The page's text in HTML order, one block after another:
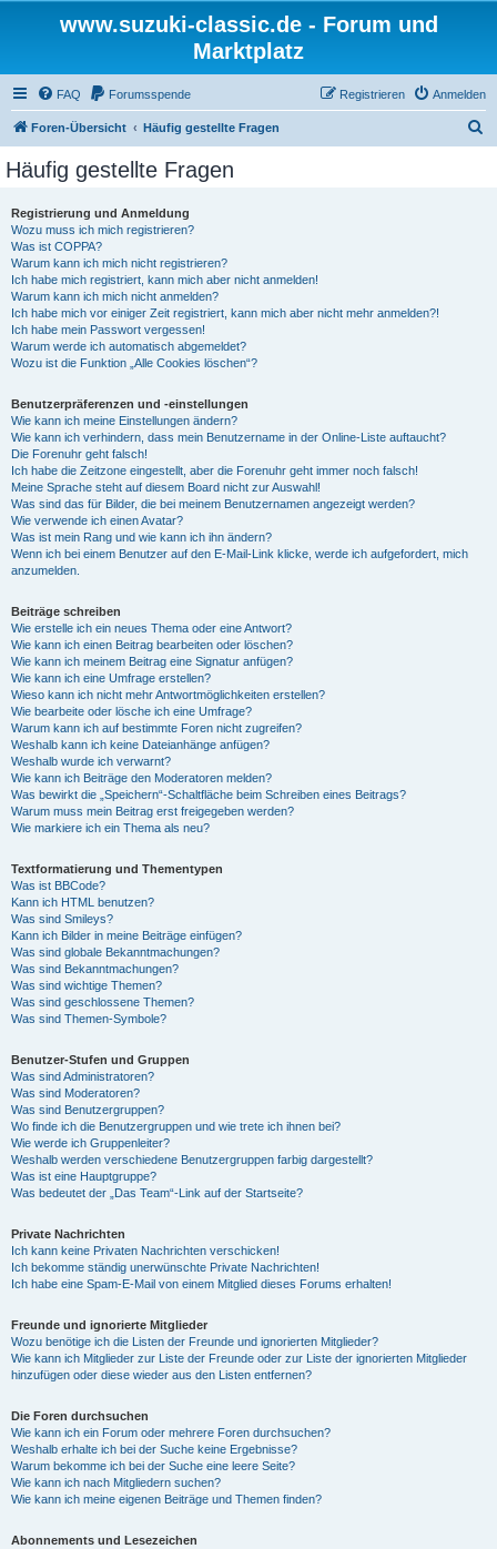
www.suzuki-classic.de - Forum und
Marktplatz
FAQ Forumsspende Anmelden
Registrieren
Foren-Übersicht Häufig gestellte Fragen
Häufig gestellte Fragen
Registrierung und Anmeldung
Wozu muss ich mich registrieren?
Was ist COPPA?
Warum kann ich mich nicht registrieren?
Ich habe mich registriert, kann mich aber nicht anmelden!
Warum kann ich mich nicht anmelden?
Ich habe mich vor einiger Zeit registriert, kann mich aber nicht mehr anmelden?!
Ich habe mein Passwort vergessen!
Warum werde ich automatisch abgemeldet?
Wozu ist die Funktion „Alle Cookies löschen“?
Benutzerpräferenzen und -einstellungen
Wie kann ich meine Einstellungen ändern?
Wie kann ich verhindern, dass mein Benutzername in der Online-Liste auftaucht?
Die Forenuhr geht falsch!
Ich habe die Zeitzone eingestellt, aber die Forenuhr geht immer noch falsch!
Meine Sprache steht auf diesem Board nicht zur Auswahl!
Was sind das für Bilder, die bei meinem Benutzernamen angezeigt werden?
Wie verwende ich einen Avatar?
Was ist mein Rang und wie kann ich ihn ändern?
Wenn ich bei einem Benutzer auf den E-Mail-Link klicke, werde ich aufgefordert, mich
anzumelden.
Beiträge schreiben
Wie erstelle ich ein neues Thema oder eine Antwort?
Wie kann ich einen Beitrag bearbeiten oder löschen?
Wie kann ich meinem Beitrag eine Signatur anfügen?
Wie kann ich eine Umfrage erstellen?
Wieso kann ich nicht mehr Antwortmöglichkeiten erstellen?
Wie bearbeite oder lösche ich eine Umfrage?
Warum kann ich auf bestimmte Foren nicht zugreifen?
Weshalb kann ich keine Dateianhänge anfügen?
Weshalb wurde ich verwarnt?
Wie kann ich Beiträge den Moderatoren melden?
Was bewirkt die „Speichern“-Schaltfläche beim Schreiben eines Beitrags?
Warum muss mein Beitrag erst freigegeben werden?
Wie markiere ich ein Thema als neu?
Textformatierung und Thementypen
Was ist BBCode?
Kann ich HTML benutzen?
Was sind Smileys?
Kann ich Bilder in meine Beiträge einfügen?
Was sind globale Bekanntmachungen?
Was sind Bekanntmachungen?
Was sind wichtige Themen?
Was sind geschlossene Themen?
Was sind Themen-Symbole?
Benutzer-Stufen und Gruppen
Was sind Administratoren?
Was sind Moderatoren?
Was sind Benutzergruppen?
Wo finde ich die Benutzergruppen und wie trete ich ihnen bei?
Wie werde ich Gruppenleiter?
Weshalb werden verschiedene Benutzergruppen farbig dargestellt?
Was ist eine Hauptgruppe?
Was bedeutet der „Das Team“-Link auf der Startseite?
Private Nachrichten
Ich kann keine Privaten Nachrichten verschicken!
Ich bekomme ständig unerwünschte Private Nachrichten!
Ich habe eine Spam-E-Mail von einem Mitglied dieses Forums erhalten!
Freunde und ignorierte Mitglieder
Wozu benötige ich die Listen der Freunde und ignorierten Mitglieder?
Wie kann ich Mitglieder zur Liste der Freunde oder zur Liste der ignorierten Mitglieder
hinzufügen oder diese wieder aus den Listen entfernen?
Die Foren durchsuchen
Wie kann ich ein Forum oder mehrere Foren durchsuchen?
Weshalb erhalte ich bei der Suche keine Ergebnisse?
Warum bekomme ich bei der Suche eine leere Seite?
Wie kann ich nach Mitgliedern suchen?
Wie kann ich meine eigenen Beiträge und Themen finden?
Abonnements und Lesezeichen